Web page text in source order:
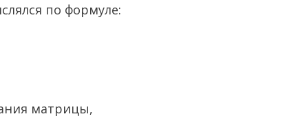
по формуле:
матрицы,